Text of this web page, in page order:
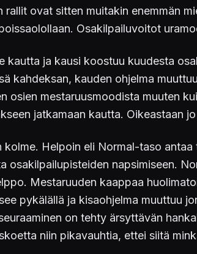
rallit ovat sitten muitakin enemmän
Osakilpailuvoitot
kautta ja kausi koostuu kuudesta
kahdeksan, kauden ohjelma
osien mestaruusmoodista muuten
jatkamaan kautta. Oikeastaan
kolme. Helpoin eli Normal-taso
osakilpailupisteiden napsimiseen.
Mestaruuden kaappaa
pykälällä ja kisaohjelma muuttuu
on tehty ärsyttävän
niin pikavauhtia, ettei siitä